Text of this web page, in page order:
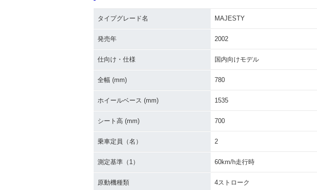
2003年 MAJESTY
2002年 MAJESTY AB
S・カラーチェンジ
タイプグレード名 MAJESTY
発売年 2002
仕向け・仕様 国内向けモデル
全幅 (mm) 780
ホイールベース (mm) 1535
シート高 (mm) 700
乗車定員（名） 2
測定基準（1） 60km/h走行時
原動機種類 4ストローク